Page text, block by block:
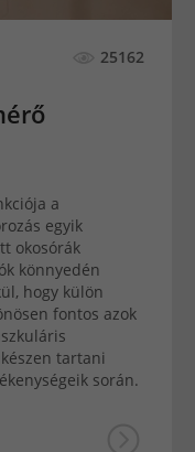
25162
a
egyik
okosórák
könnyedén
hogy külön
fontos azok
tartani
során.